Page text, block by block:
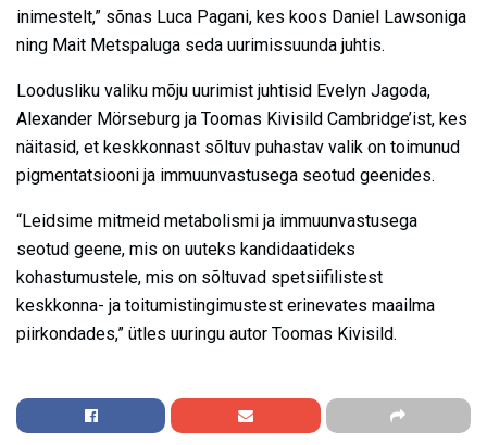
inimestelt,” sõnas Luca Pagani, kes koos Daniel Lawsoniga
ning Mait Metspaluga seda uurimissuunda juhtis.
Loodusliku valiku mõju uurimist juhtisid Evelyn Jagoda,
Alexander Mörseburg ja Toomas Kivisild Cambridge’ist, kes
näitasid, et keskkonnast sõltuv puhastav valik on toimunud
pigmentatsiooni ja immuunvastusega seotud geenides.
“Leidsime mitmeid metabolismi ja immuunvastusega
seotud geene, mis on uuteks kandidaatideks
kohastumustele, mis on sõltuvad spetsiifilistest
keskkonna- ja toitumistingimustest erinevates maailma
piirkondades,” ütles uuringu autor Toomas Kivisild.